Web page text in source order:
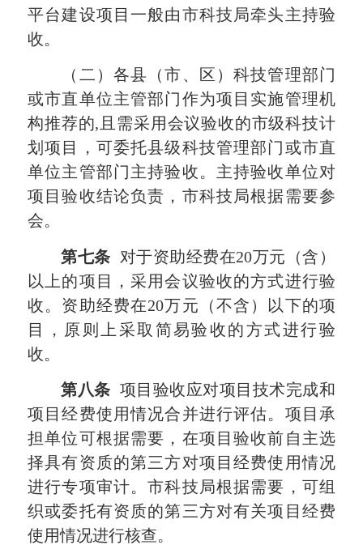
平台建设项目一般由市科技局牵头主持验
收。
（二）各县（市、区）科技管理部门
或市直单位主管部门作为项目实施管理机
构推荐的,且需采用会议验收的市级科技计
划项目，可委托县级科技管理部门或市直
单位主管部门主持验收。主持验收单位对
项目验收结论负责，市科技局根据需要参
会。
第七条 对于资助经费在20万元（含）
以上的项目，采用会议验收的方式进行验
收。资助经费在20万元（不含）以下的项
目，原则上采取简易验收的方式进行验
收。
第八条 项目验收应对项目技术完成和
项目经费使用情况合并进行评估。项目承
担单位可根据需要，在项目验收前自主选
择具有资质的第三方对项目经费使用情况
进行专项审计。市科技局根据需要，可组
织或委托有资质的第三方对有关项目经费
使用情况进行核查。